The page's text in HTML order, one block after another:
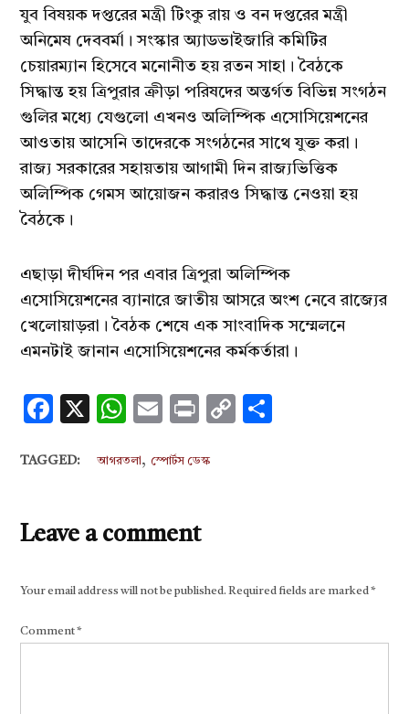
যুব বিষয়ক দপ্তরের মন্ত্রী টিংকু রায় ও বন দপ্তরের মন্ত্রী
অনিমেষ দেববর্মা। সংস্কার অ্যাডভাইজারি কমিটির
চেয়ারম্যান হিসেবে মনোনীত হয় রতন সাহা। বৈঠকে
সিদ্ধান্ত হয় ত্রিপুরার ক্রীড়া পরিষদের অন্তর্গত বিভিন্ন সংগঠন
গুলির মধ্যে যেগুলো এখনও অলিম্পিক এসোসিয়েশনের
আওতায় আসেনি তাদেরকে সংগঠনের সাথে যুক্ত করা।
রাজ্য সরকারের সহায়তায় আগামী দিন রাজ্যভিত্তিক
অলিম্পিক গেমস আয়োজন করারও সিদ্ধান্ত নেওয়া হয়
বৈঠকে।
এছাড়া দীর্ঘদিন পর এবার ত্রিপুরা অলিম্পিক
এসোসিয়েশনের ব্যানারে জাতীয় আসরে অংশ নেবে রাজ্যের
খেলোয়াড়রা। বৈঠক শেষে এক সাংবাদিক সম্মেলনে
এমনটাই জানান এসোসিয়েশনের কর্মকর্তারা।
Facebook
X WhatsApp
EmailPrintCopy
TAGGED: আগরতলা , স্পোর্টস ডেস্ক
Leave a comment
Your email address will not be published. Required fields are marked*
Comment*